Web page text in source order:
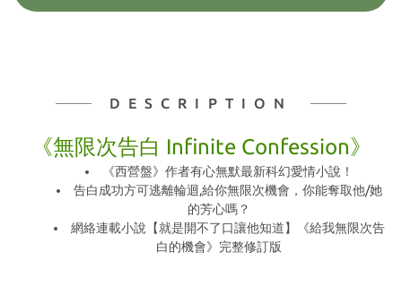
DESCRIPTION
《無限次告白 Infinite Confession》
《西營盤》作者有心無默最新科幻愛情小說！
告白成功方可逃離輪迴,給你無限次機會，你能奪取他/她
的芳心嗎？
網絡連載小說【就是開不了口讓他知道】《給我無限次告
白的機會》完整修訂版